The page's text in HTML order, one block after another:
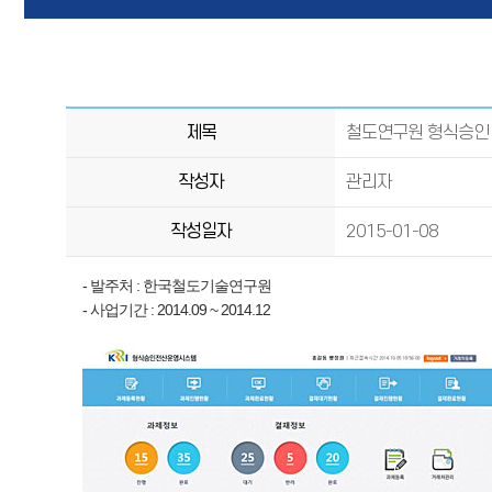
제목 철도연구원 형식승
작성자 관리자
작성일자 2015-01-08
- 발주처 : 한국철도기술연구원
- 사업기간 : 2014.09 ~ 2014.12